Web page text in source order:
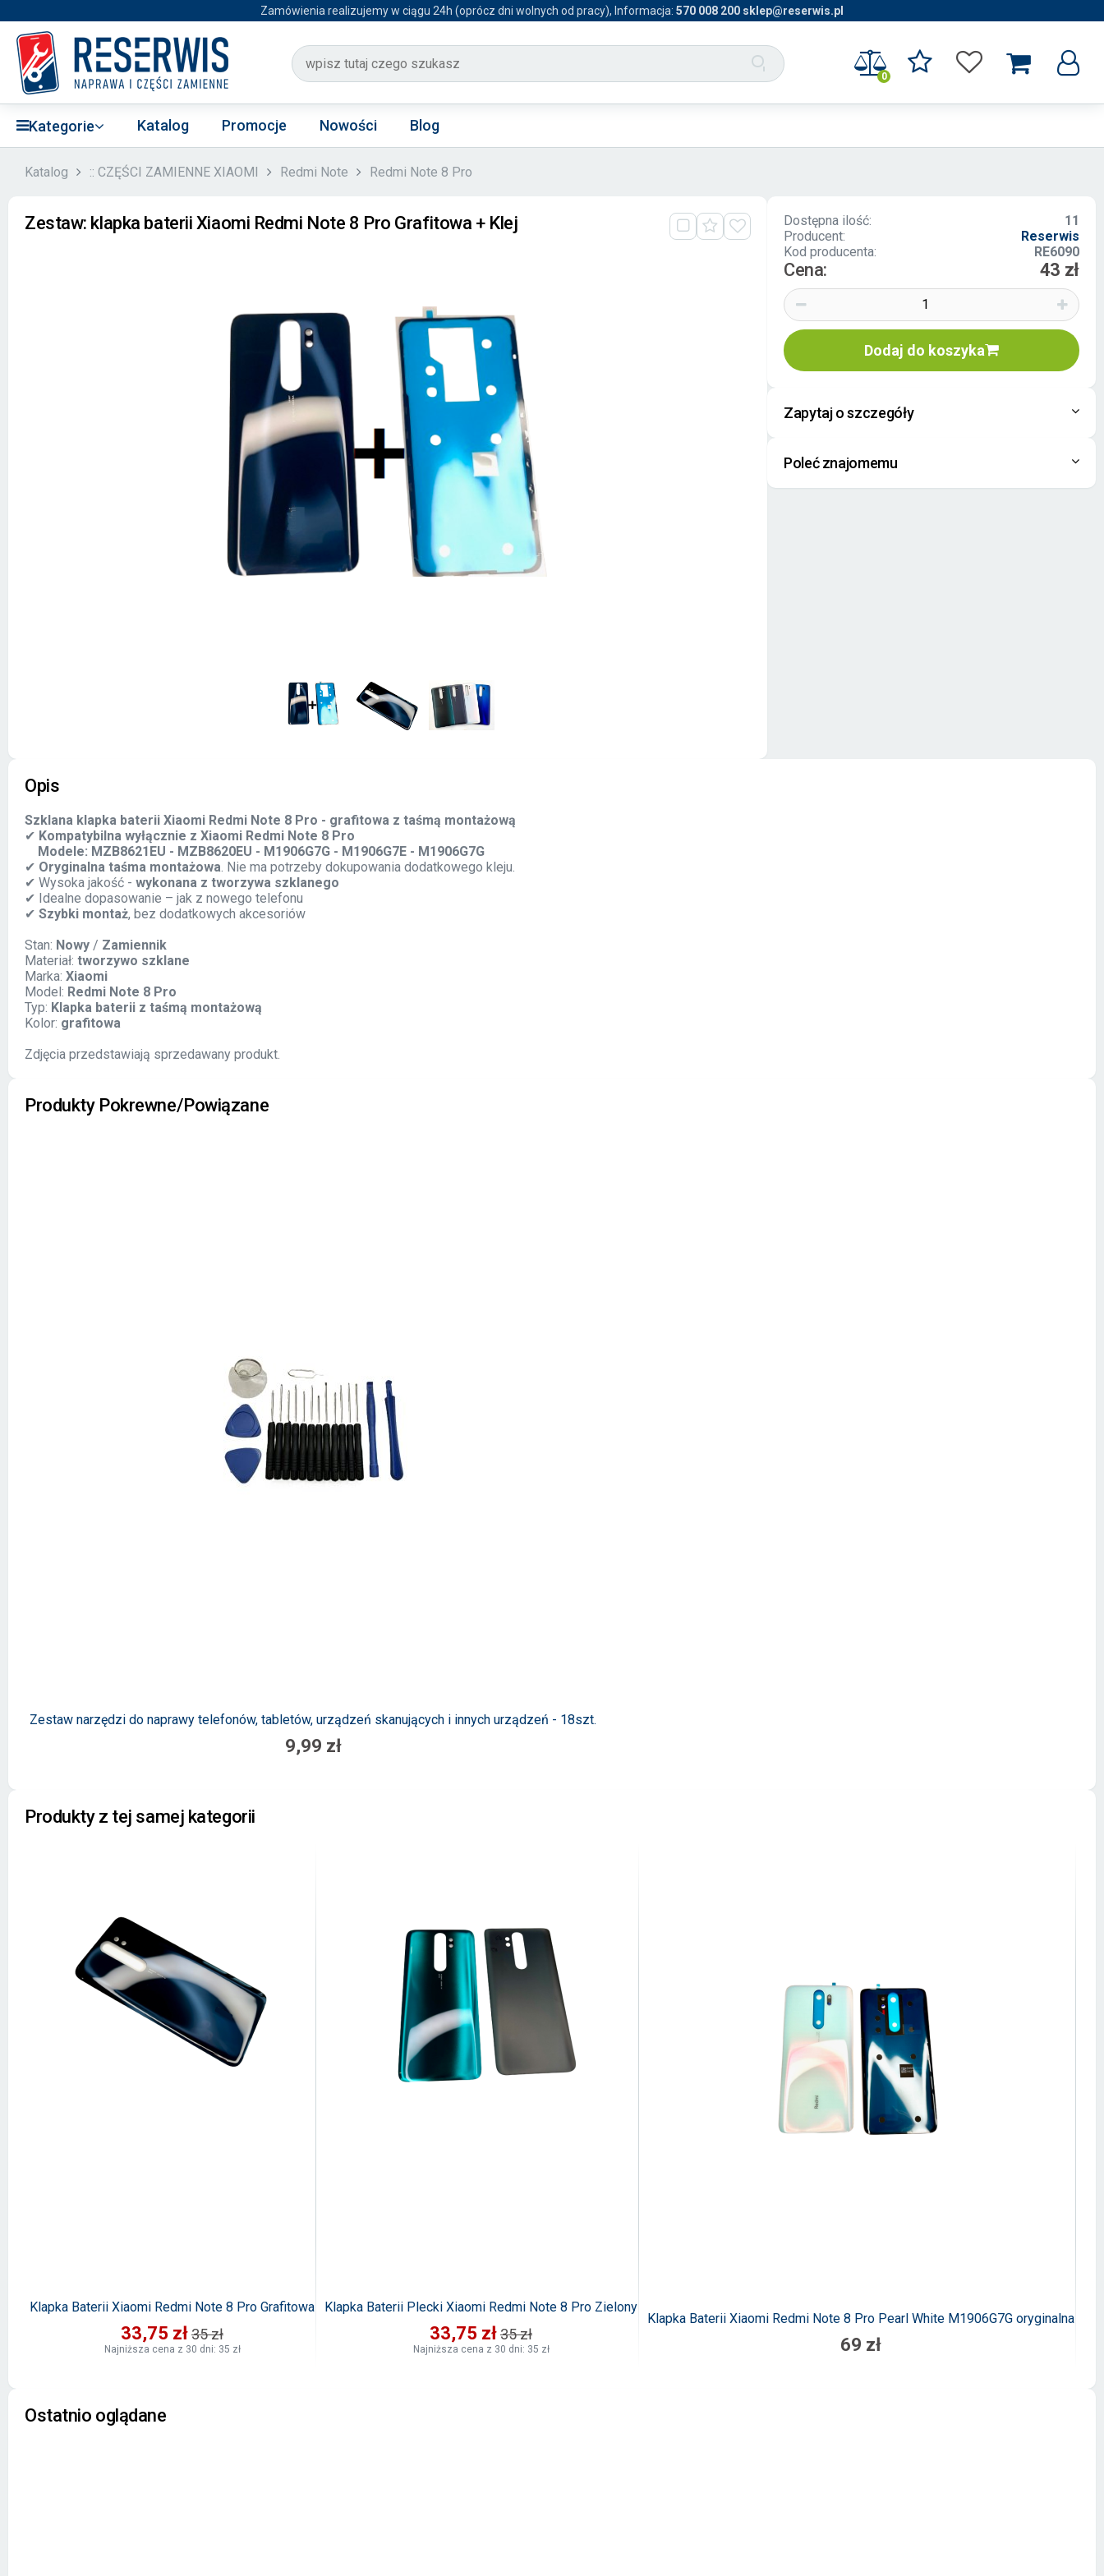
Zamówienia realizujemy w ciągu 24h (oprócz dni wolnych od pracy), Informacja: 570 008 200 sklep@reserwis.pl
0
Kategorie Katalog Promocje Nowości Blog
Katalog :: CZĘŚCI ZAMIENNE XIAOMI Redmi Note Redmi Note 8 Pro
Zestaw: klapka baterii Xiaomi Redmi Note 8 Pro Grafitowa + Klej Dostępna ilość:
11
Producent:
Reserwis
Kod producenta:
RE6090
Cena: 43 zł
Dodaj do koszyka
Zapytaj o szczegóły
Poleć znajomemu
Opis
Szklana klapka baterii Xiaomi Redmi Note 8 Pro - grafitowa z taśmą montażową
✔ Kompatybilna wyłącznie z Xiaomi Redmi Note 8 Pro
Modele: MZB8621EU - MZB8620EU - M1906G7G - M1906G7E - M1906G7G
✔ Oryginalna taśma montażowa . Nie ma potrzeby dokupowania dodatkowego kleju.
✔ Wysoka jakość - wykonana z tworzywa szklanego
✔ Idealne dopasowanie – jak z nowego telefonu
✔ Szybki montaż, bez dodatkowych akcesoriów
Stan: Nowy / Zamiennik
Materiał: tworzywo szklane
Marka: Xiaomi
Model: Redmi Note 8 Pro
Typ: Klapka baterii z taśmą montażową
Kolor: grafitowa
Zdjęcia przedstawiają sprzedawany produkt.
Produkty Pokrewne/Powiązane
Zestaw narzędzi do naprawy telefonów, tabletów, urządzeń skanujących i innych urządzeń - 18szt.
9,99 zł
Produkty z tej samej kategorii
Klapka Baterii Xiaomi Redmi Note 8 Pro Grafitowa
33,75 zł35 zł
Najniższa cena z 30 dni: 35 zł
Klapka Baterii Plecki Xiaomi Redmi Note 8 Pro Zielony
33,75 zł35 zł
Najniższa cena z 30 dni: 35 zł
Klapka Baterii Xiaomi Redmi Note 8 Pro Pearl White M1906G7G oryginalna
69 zł
Ostatnio oglądane